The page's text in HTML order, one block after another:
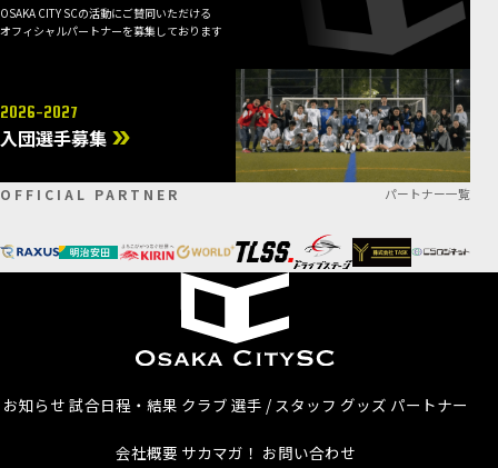
OSAKA CITY SCの活動にご賛同いただける
オフィシャルパートナーを募集しております
2026-2027
入団選手募集
OFFICIAL PARTNER パートナー一覧
お知らせ 試合日程・結果 クラブ 選手 / スタッフ グッズ パートナー
会社概要 サカマガ！ お問い合わせ